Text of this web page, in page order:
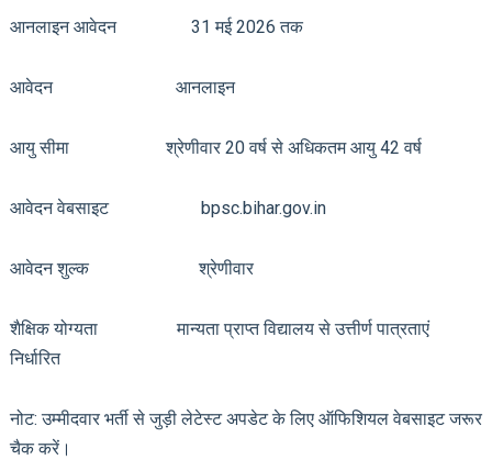
आनलाइन आवेदन 31 मई 2026 तक
आवेदन आनलाइन
आयु सीमा श्रेणीवार 20 वर्ष से अधिकतम आयु 42 वर्ष
आवेदन वेबसाइट bpsc.bihar.gov.in
आवेदन शुल्क श्रेणीवार
शैक्षिक योग्यता मान्यता प्राप्त विद्यालय से उत्तीर्ण पात्रताएं
निर्धारित
नोट: उम्मीदवार भर्ती से जुड़ी लेटेस्ट अपडेट के लिए ऑफिशियल वेबसाइट जरूर
चैक करें।